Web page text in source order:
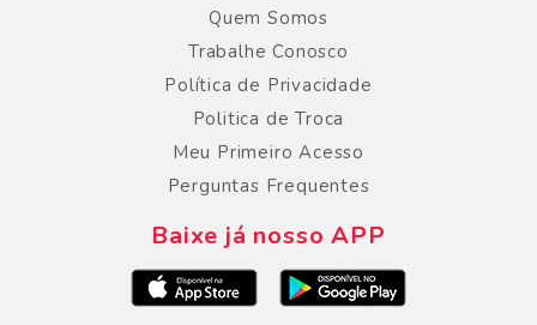
Quem Somos
Trabalhe Conosco
Política de Privacidade
Politica de Troca
Meu Primeiro Acesso
Perguntas Frequentes
Baixe já nosso APP